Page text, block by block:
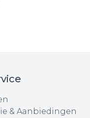
& Aanbiedingen